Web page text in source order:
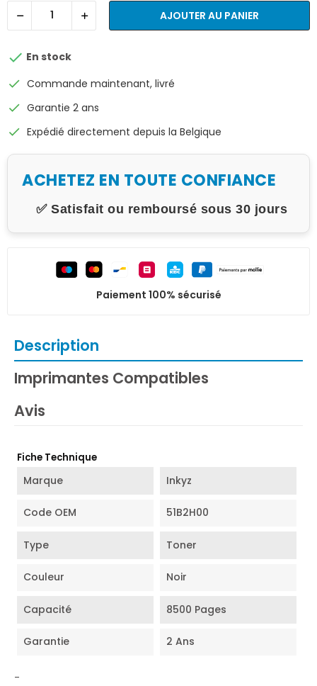
AJOUTER AU PANIER
 En stock
check Commande maintenant, livré
check Garantie 2 ans
check Expédié directement depuis la Belgique
ACHETEZ EN TOUTE CONFIANCE
✅ Satisfait ou remboursé sous 30 jours
Paiement 100% sécurisé
Description
Imprimantes Compatibles
Avis
Fiche Technique
Marque Inkyz
Code OEM 51B2H00
Type Toner
Couleur Noir
Capacité 8500 Pages
Garantie 2 Ans
-